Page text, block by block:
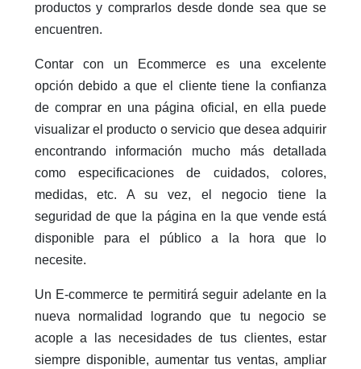
productos y comprarlos desde donde sea que se
encuentren.
Contar con un Ecommerce es una excelente
opción debido a que el cliente tiene la confianza
de comprar en una página oficial, en ella puede
visualizar el producto o servicio que desea adquirir
encontrando información mucho más detallada
como especificaciones de cuidados, colores,
medidas, etc. A su vez, el negocio tiene la
seguridad de que la página en la que vende está
disponible para el público a la hora que lo
necesite.
Un E-commerce te permitirá seguir adelante en la
nueva normalidad logrando que tu negocio se
acople a las necesidades de tus clientes, estar
siempre disponible, aumentar tus ventas, ampliar